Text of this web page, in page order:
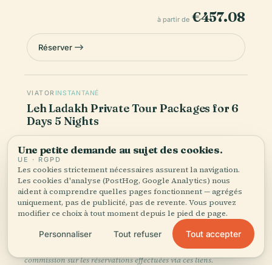
à partir de €457.08
Réserver
VIATOR INSTANTANÉ
Leh Ladakh Private Tour Packages for 6
Days 5 Nights
Réserver
Les prix sont indicatifs — le tarif final et la disponibilité sont
confirmés au moment du paiement. Audiala peut percevoir une
commission sur les réservations effectuées via ces liens.
Une petite demande au sujet des cookies.
UE · RGPD
Les cookies strictement nécessaires assurent la navigation.
Les cookies d'analyse (PostHog, Google Analytics) nous
aident à comprendre quelles pages fonctionnent — agrégés
uniquement, pas de publicité, pas de revente. Vous pouvez
modifier ce choix à tout moment depuis le pied de page.
Personnaliser Tout refuser Tout accepter